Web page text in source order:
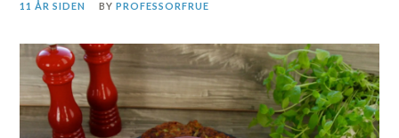
11 ÅR SIDEN BYPROFESSORFRUE